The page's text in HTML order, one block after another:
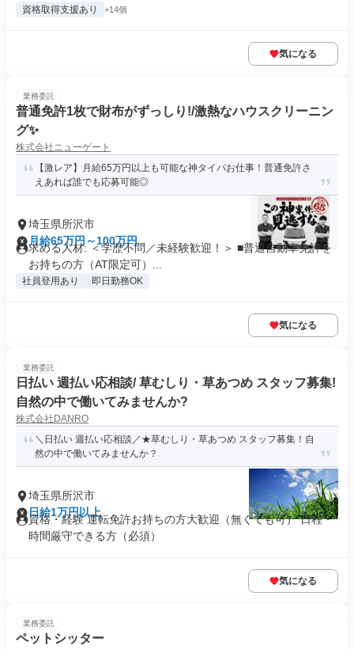
資格取得支援あり +14個
気になる
業務委託
普通免許1枚で財布がずっしり!/激熱なハウスクリーニン
グ✨
株式会社ニューゲート
【激レア】月給65万円以上も可能な神タイパお仕事！普通免許さ
えあれば誰でも応募可能◎
埼玉県所沢市
月給65万円～100万円
求める人材: ＜学歴不問／未経験歓迎！＞ ■普通自動車免許を
お持ちの方（AT限定可）...
社員登用あり 即日勤務OK
気になる
業務委託
日払い 週払い応相談/ 草むしり・草あつめ スタッフ募集!
自然の中で働いてみませんか?
株式会社DANRO
＼日払い 週払い応相談／★草むしり・草あつめ スタッフ募集！自
然の中で働いてみませんか？
埼玉県所沢市
日給1万円以上
資格・経験 運転免許お持ちの方大歓迎（無くても可） 日程・
時間厳守できる方（必須）
気になる
業務委託
ペットシッター